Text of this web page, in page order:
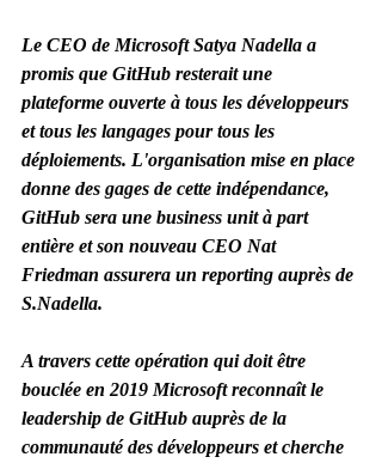
Le CEO de Microsoft Satya Nadella a
promis que GitHub resterait une
plateforme ouverte à tous les développeurs
et tous les langages pour tous les
déploiements. L'organisation mise en place
donne des gages de cette indépendance,
GitHub sera une business unit à part
entière et son nouveau CEO Nat
Friedman assurera un reporting auprès de
S.Nadella.
A travers cette opération qui doit être
bouclée en 2019 Microsoft reconnaît le
leadership de GitHub auprès de la
communauté des développeurs et cherche